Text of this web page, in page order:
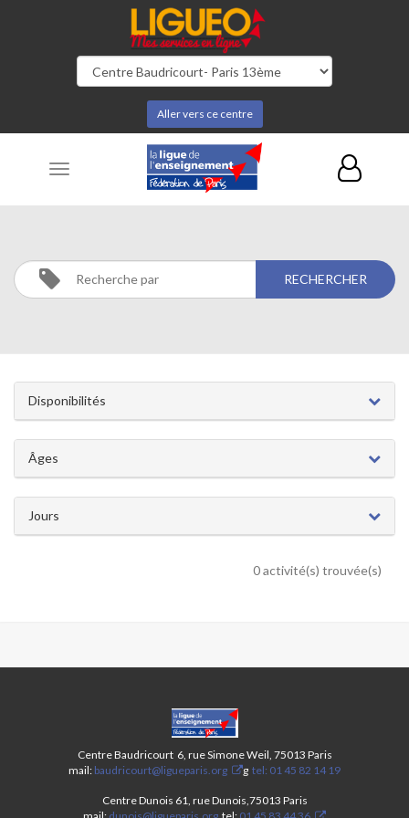
Aller vers ce centre
Toggle
RECHERCHE
Disponibilités
Âges
Jours
0 activité(s) trouvée(s)
CENTRES
PARIS
ANIM’
13ÈME-
ÉTÉ
Centre Baudricourt 6, rue Simone Weil, 75013 Paris
mail: baudricourt@ligueparis.org g tel: 01 45 82 14 19
Centre Dunois 61, rue Dunois,75013 Paris